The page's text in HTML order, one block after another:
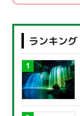
ランキング